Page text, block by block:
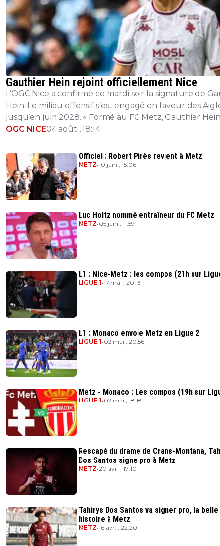
Gauthier Hein rejoint officiellement Nice
L’OGC Nice a confirmé ce mardi soir la signature de
Hein. Le milieu offensif s’est engagé en faveur des
jusqu’en juin 2028. « Formé au FC Metz, Gauthier
imposé au fil des s...
OGC NICE04 août , 18:14
Officiel : Robert Pirès revient à Metz
METZ•10 juin , 15:06
Luc Holtz nommé entraîneur du FC Metz
METZ•05 juin , 11:59
L1 : Nice-Metz : les compos (21h sur
LIGUE 1•17 mai , 20:13
L1 : Monaco envoie Metz en Ligue 2
LIGUE 1•02 mai , 20:56
Metz - Monaco : Les compos (19h sur
LIGUE 1•02 mai , 18:18
Rescapé du drame de Crans-Montana,
Dos Santos signe pro à Metz
METZ•20 avr. , 17:10
Tahirys Dos Santos va signer pro, la belle
histoire à Metz
METZ•16 avr. , 22:20